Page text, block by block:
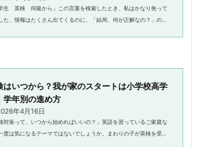
学生 英検 何級から」この言葉を検索したとき、私はかなり焦って
た。情報はたくさん出てくるのに、「結局、何が正解なの？」の答
はいつから？我が家のスタートは小学校高学
学年別の進め方
年4月16日
対策って、いつから始めればいいの？」英語を習っているご家庭な
度は気になるテーマではないでしょうか。まわりの子が英検を受け